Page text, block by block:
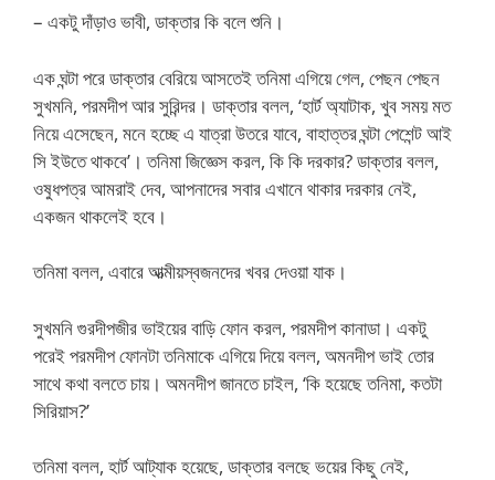
– একটু দাঁড়াও ভাবী, ডাক্তার কি বলে শুনি।
এক ঘন্টা পরে ডাক্তার বেরিয়ে আসতেই তনিমা এগিয়ে গেল, পেছন পেছন
সুখমনি, পরমদীপ আর সুরিন্দর। ডাক্তার বলল, ‘হার্ট অ্যাটাক, খুব সময় মত
নিয়ে এসেছেন, মনে হচ্ছে এ যাত্রা উতরে যাবে, বাহাত্তর ঘন্টা পেশেন্ট আই
সি ইউতে থাকবে’। তনিমা জিজ্ঞেস করল, কি কি দরকার? ডাক্তার বলল,
ওষুধপত্র আমরাই দেব, আপনাদের সবার এখানে থাকার দরকার নেই,
একজন থাকলেই হবে।
তনিমা বলল, এবারে আত্মীয়স্বজনদের খবর দেওয়া যাক।
সুখমনি গুরদীপজীর ভাইয়ের বাড়ি ফোন করল, পরমদীপ কানাডা। একটু
পরেই পরমদীপ ফোনটা তনিমাকে এগিয়ে দিয়ে বলল, অমনদীপ ভাই তোর
সাথে কথা বলতে চায়। অমনদীপ জানতে চাইল, ‘কি হয়েছে তনিমা, কতটা
সিরিয়াস?’
তনিমা বলল, হার্ট আট্যাক হয়েছে, ডাক্তার বলছে ভয়ের কিছু নেই,